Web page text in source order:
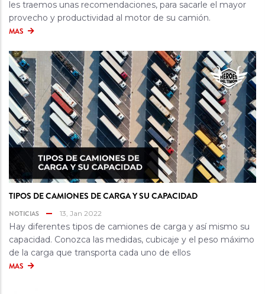
les traemos unas recomendaciones, para sacarle el mayor
provecho y productividad al motor de su camión.
MAS
TIPOS DE CAMIONES DE CARGA Y SU CAPACIDAD
NOTICIAS 13, Jan 2022
Hay diferentes tipos de camiones de carga y así mismo su
capacidad. Conozca las medidas, cubicaje y el peso máximo
de la carga que transporta cada uno de ellos
MAS